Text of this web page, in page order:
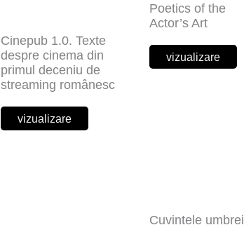
Cinepub 1.0. Texte
despre cinema din
primul deceniu de
streaming românesc
vizualizare
Poetics of the
Actor’s Art
vizualizare
Cuvintele umbrei